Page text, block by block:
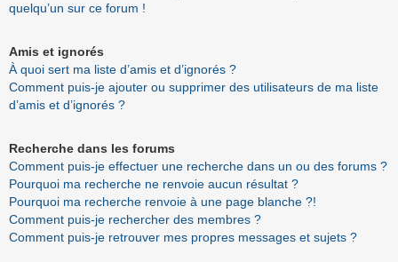
quelqu’un sur ce forum !
Amis et ignorés
À quoi sert ma liste d’amis et d’ignorés ?
Comment puis-je ajouter ou supprimer des utilisateurs de ma liste
d’amis et d’ignorés ?
Recherche dans les forums
Comment puis-je effectuer une recherche dans un ou des forums ?
Pourquoi ma recherche ne renvoie aucun résultat ?
Pourquoi ma recherche renvoie à une page blanche ?!
Comment puis-je rechercher des membres ?
Comment puis-je retrouver mes propres messages et sujets ?